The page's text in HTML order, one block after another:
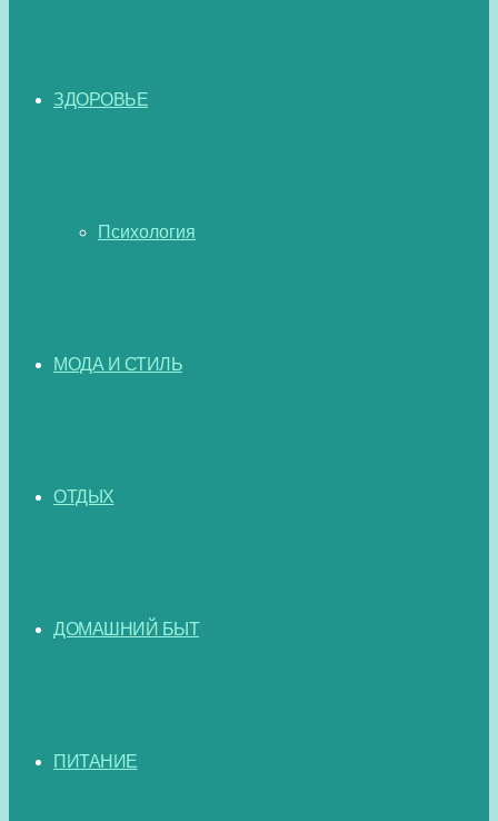
ЗДОРОВЬЕ
Психология
МОДА И СТИЛЬ
ОТДЫХ
ДОМАШНИЙ БЫТ
ПИТАНИЕ